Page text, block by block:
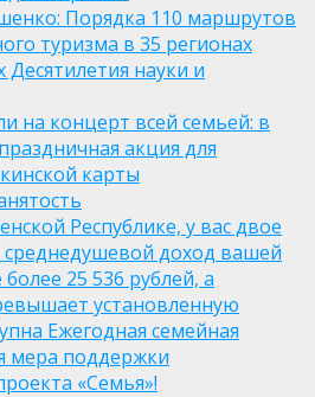
Порядка 110 маршрутов
туризма в 35 регионах
Десятилетия науки и
на концерт всей семьей: в
акция для
карты
Республике, у вас двое
среднедушевой доход вашей
25 536 рублей, а
установленную
Ежегодная семейная
мера поддержки
«Семья»!